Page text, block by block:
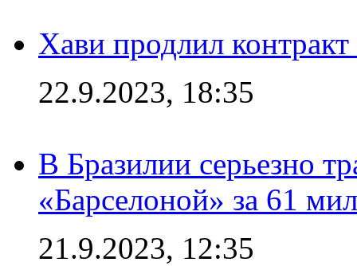
Хави продлил
22.9.2023, 18:35
В Бразилии серьезно
«Барселоной» за 61
21.9.2023, 12:35